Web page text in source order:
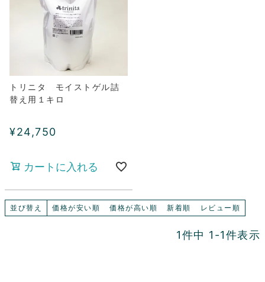
トリニタ モイストゲル詰
替え用１キロ
¥24,750
カートに入れる
並び替え 価格が安い順 価格が高い順 新着順 レビュー順
1件中 1 -1件表示